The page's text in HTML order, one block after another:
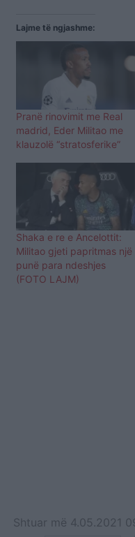
Lajme të ngjashme:
Pranë rinovimit me Real
madrid, Eder Militao me
klauzolë “stratosferike”
Shaka e re e Ancelottit:
Militao gjeti papritmas një
punë para ndeshjes
(FOTO LAJM)
Shtuar më 4.05.2021